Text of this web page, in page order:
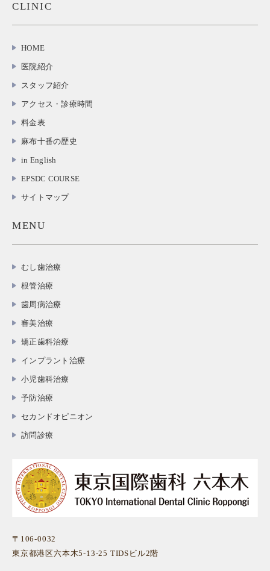
CLINIC
HOME
医院紹介
スタッフ紹介
アクセス・診療時間
料金表
麻布十番の歴史
in English
EPSDC COURSE
サイトマップ
MENU
むし歯治療
根管治療
歯周病治療
審美治療
矯正歯科治療
インプラント治療
小児歯科治療
予防治療
セカンドオピニオン
訪問診療
〒106-0032
東京都港区六本木5-13-25 TIDSビル2階